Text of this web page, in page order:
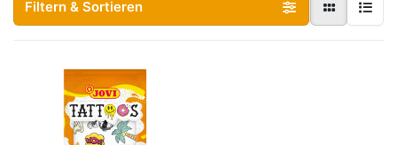
Filtern & Sortieren